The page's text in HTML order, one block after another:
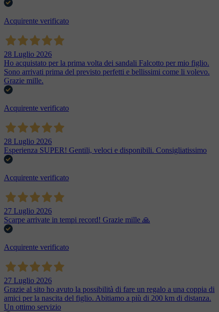
Acquirente verificato
28 Luglio 2026
Ho acquistato per la prima volta dei sandali Falcotto per mio figlio.
Sono arrivati prima del previsto perfetti e bellissimi come li volevo.
Grazie mille.
Acquirente verificato
28 Luglio 2026
Esperienza SUPER! Gentili, veloci e disponibili. Consigliatissimo
Acquirente verificato
27 Luglio 2026
Scarpe arrivate in tempi record! Grazie mille 🙏
Acquirente verificato
27 Luglio 2026
Grazie al sito ho avuto la possibilità di fare un regalo a una coppia di
amici per la nascita del figlio. Abitiamo a più di 200 km di distanza.
Un ottimo servizio